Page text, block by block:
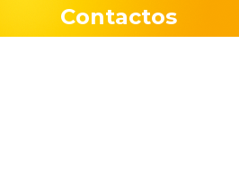
Contactos